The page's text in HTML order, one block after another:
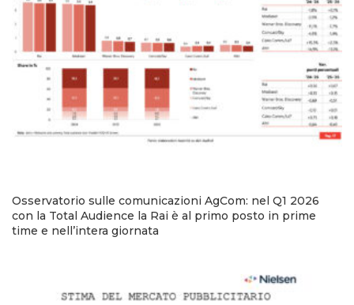
Osservatorio sulle comunicazioni AgCom: nel Q1 2026
con la Total Audience la Rai è al primo posto in prime
time e nell’intera giornata